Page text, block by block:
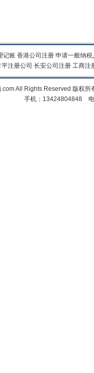
记账 香港公司注册 申请一般纳税
平注册公司 长安公司注册 工商注
All Rights Reserved 版权
手机：13424804848